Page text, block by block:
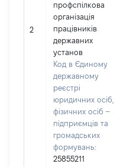
2
профспілкова
організація
працівників
державних
установ
Код в Єдиному
державному
реєстрі
юридичних осіб,
фізичних осіб –
підприємців та
громадських
формувань:
25855211